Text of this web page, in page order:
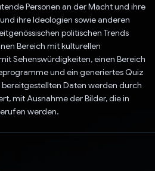
Personen an der Macht und ihre
ihre Ideologien sowie anderen
politischen Trends
Bereich mit kulturellen
Sehenswürdigkeiten, einen Bereich
und ein generiertes Quiz
Daten werden durch
mit Ausnahme der Bilder, die in
werden.